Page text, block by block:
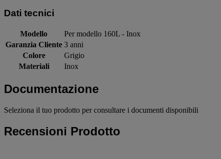
Dati tecnici
Modello
Per modello 160L - Inox
Garanzia Cliente 3 anni
Colore
Grigio
Materiali
Inox
Documentazione
Seleziona il tuo prodotto per consultare i documenti disponibili
Recensioni Prodotto